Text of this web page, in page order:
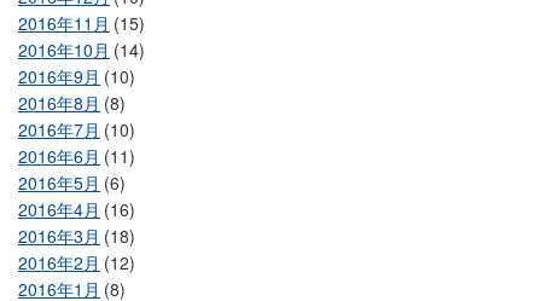
2016年11月 (15)
2016年10月 (14)
2016年9月 (10)
2016年8月 (8)
2016年7月 (10)
2016年6月 (11)
2016年5月 (6)
2016年4月 (16)
2016年3月 (18)
2016年2月 (12)
2016年1月 (8)